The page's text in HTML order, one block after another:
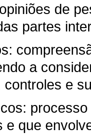
de
partes
a
e
e que